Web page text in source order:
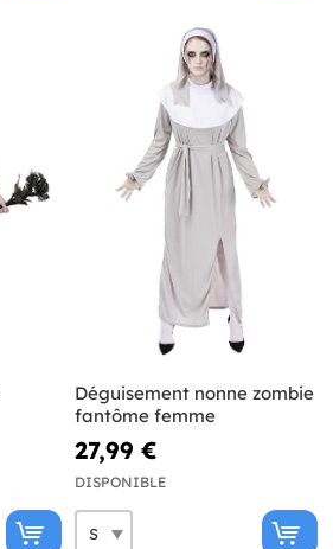
Déguisement nonne zombie
fantôme femme
27,99 €
DISPONIBLE